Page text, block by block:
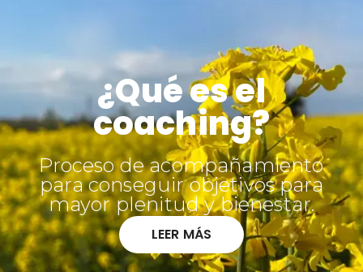
¿Qué es el
coaching?
Proceso de acompañamiento
para conseguir objetivos para
mayor plenitud y bienestar.
LEER MÁS